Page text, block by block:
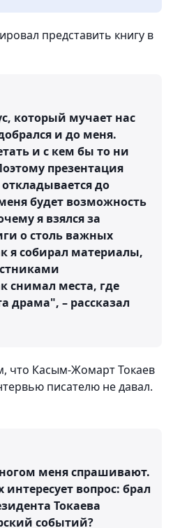
представить книгу в
который мучает нас
и до меня.
и с кем бы то ни
презентация
до
будет возможность
я взялся за
о столь важных
я собирал материалы,
снимал места, где
драма", – рассказал
что Касым-Жомарт Токаев
писателю не давал.
меня спрашивают.
вопрос: брал
Токаева
событий?